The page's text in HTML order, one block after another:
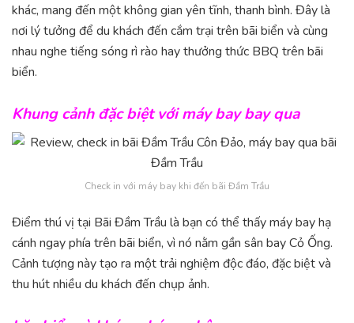
khác, mang đến một không gian yên tĩnh, thanh bình. Đây là
nơi lý tưởng để du khách đến cắm trại trên bãi biển và cùng
nhau nghe tiếng sóng rì rào hay thưởng thức BBQ trên bãi
biển.
Khung cảnh đặc biệt với máy bay bay qua
Check in với máy bay khi đến bãi Đầm Trầu
Điểm thú vị tại Bãi Đầm Trầu là bạn có thể thấy máy bay hạ
cánh ngay phía trên bãi biển, vì nó nằm gần sân bay Cỏ Ống.
Cảnh tượng này tạo ra một trải nghiệm độc đáo, đặc biệt và
thu hút nhiều du khách đến chụp ảnh.